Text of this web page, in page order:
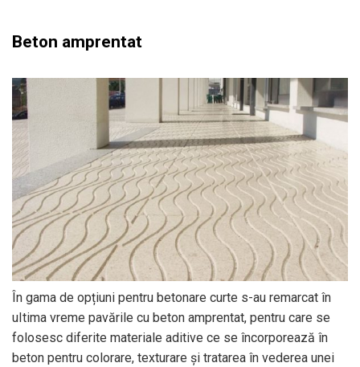
Beton amprentat
În gama de opțiuni pentru betonare curte s-au remarcat în
uItima vreme pavările cu beton amprentat, pentru care se
folosesc diferite materiale aditive ce se încorporează în
beton pentru colorare, texturare și tratarea în vederea unei